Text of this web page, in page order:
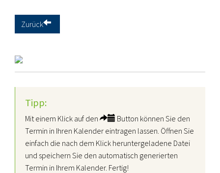
Zurück
Tipp:
Mit einem Klick auf den
Button können Sie den
Termin in Ihren Kalender eintragen lassen. Öffnen Sie
einfach die nach dem Klick heruntergeladene Datei
und speichern Sie den automatisch generierten
Termin in Ihrem Kalender. Fertig!